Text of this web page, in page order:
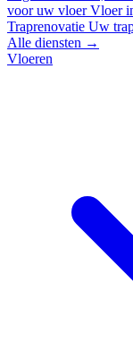
voor uw vloer Vloer
Traprenovatie Uw
Alle diensten →
Vloeren